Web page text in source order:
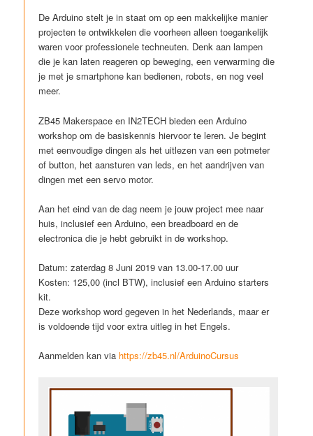
De Arduino stelt je in staat om op een makkelijke manier
projecten te ontwikkelen die voorheen alleen toegankelijk
waren voor professionele techneuten. Denk aan lampen
die je kan laten reageren op beweging, een verwarming die
je met je smartphone kan bedienen, robots, en nog veel
meer.
ZB45 Makerspace en IN2TECH bieden een Arduino
workshop om de basiskennis hiervoor te leren. Je begint
met eenvoudige dingen als het uitlezen van een potmeter
of button, het aansturen van leds, en het aandrijven van
dingen met een servo motor.
Aan het eind van de dag neem je jouw project mee naar
huis, inclusief een Arduino, een breadboard en de
electronica die je hebt gebruikt in de workshop.
Datum: zaterdag 8 Juni 2019 van 13.00-17.00 uur
Kosten: 125,00 (incl BTW), inclusief een Arduino starters
kit.
Deze workshop word gegeven in het Nederlands, maar er
is voldoende tijd voor extra uitleg in het Engels.
Aanmelden kan via https://zb45.nl/ArduinoCursus